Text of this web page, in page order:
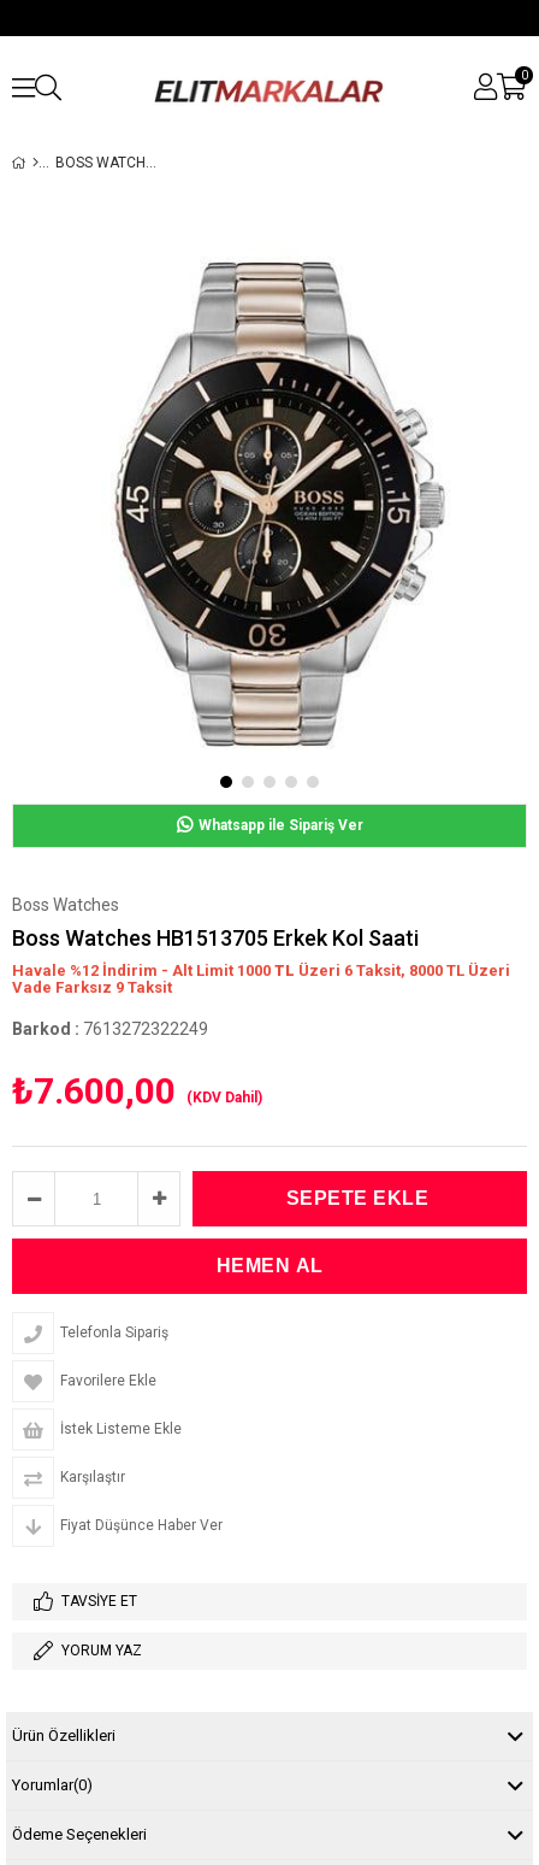
0
BOSS WATCHES HB1513705 ERKEK KOL SAATI
Whatsapp ile Sipariş Ver
Boss Watches
Boss Watches HB1513705 Erkek Kol Saati
Havale %12 İndirim - Alt Limit 1000 TL Üzeri 6 Taksit, 8000 TL Üzeri
Vade Farksız 9 Taksit
Barkod : 7613272322249
₺7.600,00 (KDV Dahil)
Telefonla Sipariş
Favorilere Ekle
İstek Listeme Ekle
Karşılaştır
Fiyat Düşünce Haber Ver
TAVSIYE ET
YORUM YAZ
Ürün Özellikleri
Yorumlar(0)
Ödeme Seçenekleri